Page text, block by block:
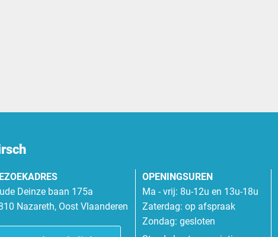
Deinze baan 175a
Nazareth, Oost Vlaanderen
OPENINGSUREN
Ma - vrij: 8u-12u en 13u-18u
Zaterdag: op afspraak
Zondag: gesloten